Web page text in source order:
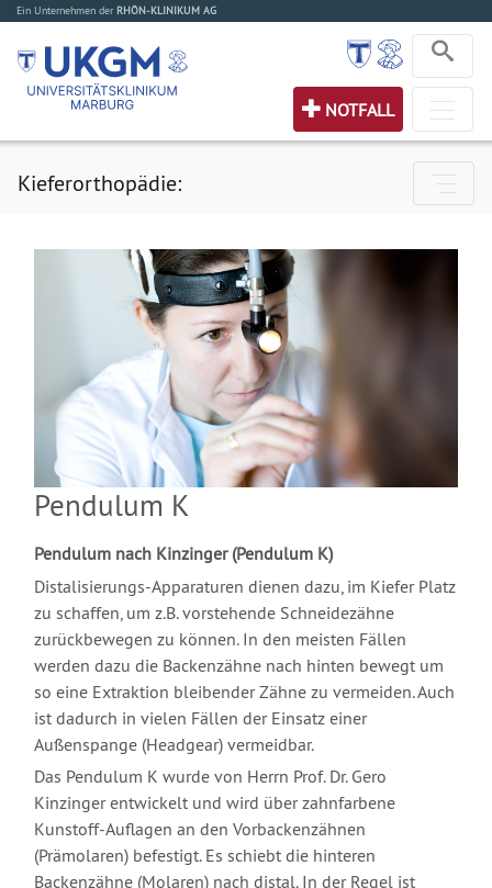
Ein Unternehmen der RHÖN-KLINIKUM AG
NOTFALL
Kieferorthopädie:
Pendulum K
Pendulum nach Kinzinger (Pendulum K)
Distalisierungs-Apparaturen dienen dazu, im Kiefer Platz
zu schaffen, um z.B. vorstehende Schneidezähne
zurückbewegen zu können. In den meisten Fällen
werden dazu die Backenzähne nach hinten bewegt um
so eine Extraktion bleibender Zähne zu vermeiden. Auch
ist dadurch in vielen Fällen der Einsatz einer
Außenspange (Headgear) vermeidbar.
Das Pendulum K wurde von Herrn Prof. Dr. Gero
Kinzinger entwickelt und wird über zahnfarbene
Kunstoff-Auflagen an den Vorbackenzähnen
(Prämolaren) befestigt. Es schiebt die hinteren
Backenzähne (Molaren) nach distal. In der Regel ist